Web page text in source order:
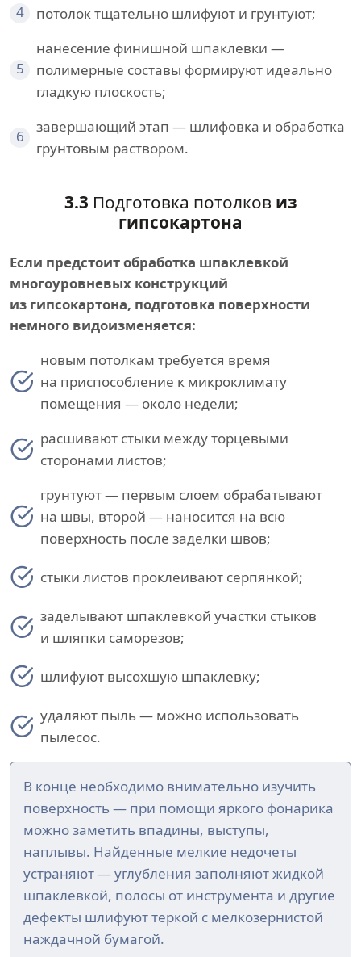
4
потолок тщательно шлифуют и грунтуют;
5
нанесение финишной шпаклевки —
полимерные составы формируют идеально
гладкую плоскость;
6
завершающий этап — шлифовка и обработка
грунтовым раствором.
3.3 Подготовка потолков из
гипсокартона
Если предстоит обработка шпаклевкой
многоуровневых конструкций
из гипсокартона, подготовка поверхности
немного видоизменяется:
новым потолкам требуется время
на приспособление к микроклимату
помещения — около недели;
расшивают стыки между торцевыми
сторонами листов;
грунтуют — первым слоем обрабатывают
на швы, второй — наносится на всю
поверхность после заделки швов;
стыки листов проклеивают серпянкой;
заделывают шпаклевкой участки стыков
и шляпки саморезов;
шлифуют высохшую шпаклевку;
удаляют пыль — можно использовать
пылесос.
В конце необходимо внимательно изучить
поверхность — при помощи яркого фонарика
можно заметить впадины, выступы,
наплывы. Найденные мелкие недочеты
устраняют — углубления заполняют жидкой
шпаклевкой, полосы от инструмента и другие
дефекты шлифуют теркой с мелкозернистой
наждачной бумагой.